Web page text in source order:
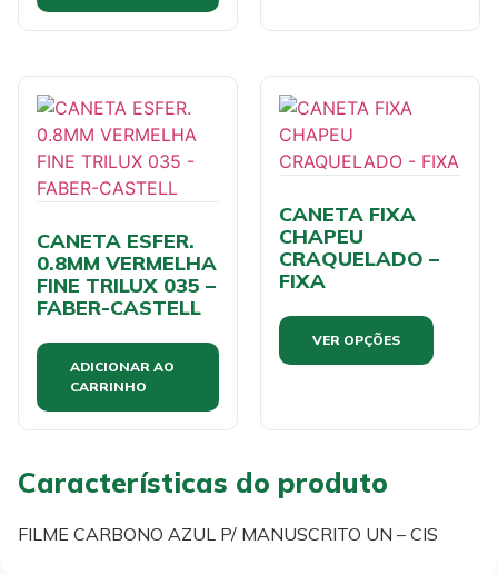
CANETA ESFER.
0.8MM VERMELHA
FINE TRILUX 035 –
FABER-CASTELL
ADICIONAR AO
CARRINHO
CANETA FIXA
CHAPEU
CRAQUELADO –
FIXA
VER OPÇÕES
Características do produto
FILME CARBONO AZUL P/ MANUSCRITO UN – CIS